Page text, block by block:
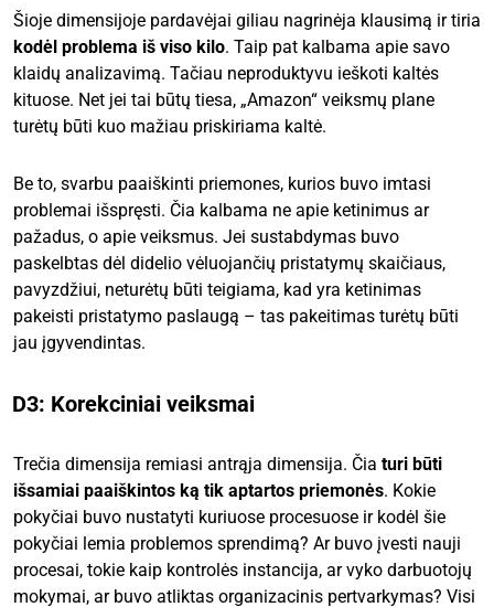
Šioje dimensijoje pardavėjai giliau nagrinėja klausimą ir tiria
kodėl problema iš viso kilo. Taip pat kalbama apie savo
klaidų analizavimą. Tačiau neproduktyvu ieškoti kaltės
kituose. Net jei tai būtų tiesa, „Amazon“ veiksmų plane
turėtų būti kuo mažiau priskiriama kaltė.
Be to, svarbu paaiškinti priemones, kurios buvo imtasi
problemai išspręsti. Čia kalbama ne apie ketinimus ar
pažadus, o apie veiksmus. Jei sustabdymas buvo
paskelbtas dėl didelio vėluojančių pristatymų skaičiaus,
pavyzdžiui, neturėtų būti teigiama, kad yra ketinimas
pakeisti pristatymo paslaugą – tas pakeitimas turėtų būti
jau įgyvendintas.
D3: Korekciniai veiksmai
Trečia dimensija remiasi antrąja dimensija. Čia turi būti
išsamiai paaiškintos ką tik aptartos priemonės. Kokie
pokyčiai buvo nustatyti kuriuose procesuose ir kodėl šie
pokyčiai lemia problemos sprendimą? Ar buvo įvesti nauji
procesai, tokie kaip kontrolės instancija, ar vyko darbuotojų
mokymai, ar buvo atliktas organizacinis pertvarkymas? Visi